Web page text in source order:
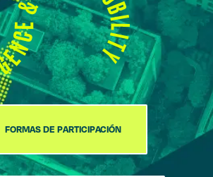
FORMAS DE PARTICIPACIÓN